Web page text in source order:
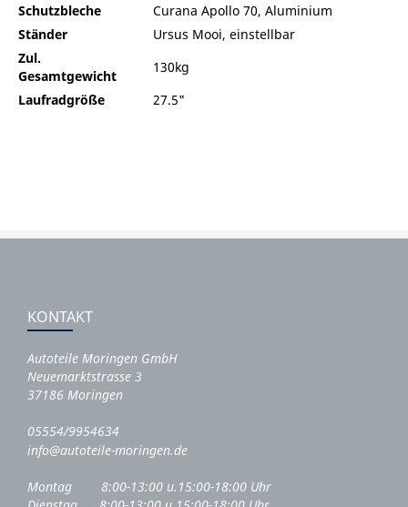
Schutzbleche
Curana Apollo 70, Aluminium
Ständer
Ursus Mooi, einstellbar
Zul.
Gesamtgewicht
130kg
Laufradgröße
27.5"
KONTAKT
Autoteile Moringen GmbH
Neuemarktstrasse 3
37186 Moringen
05554/9954634
info@autoteile-moringen.de
Montag 8:00-13:00 u.15:00-18:00 Uhr